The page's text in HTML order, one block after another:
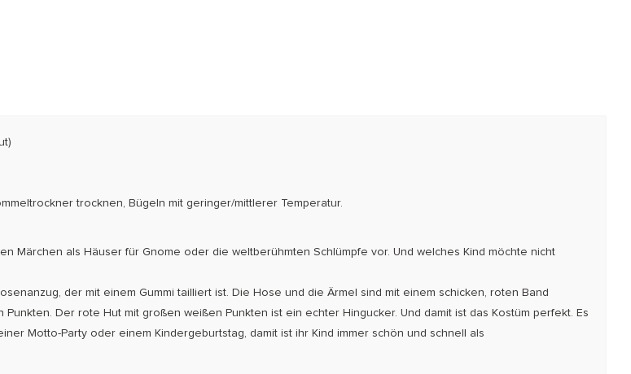
trocknen, Bügeln mit geringer/mittlerer Temperatur.
Märchen als Häuser für Gnome oder die weltberühmten Schlümpfe vor. Und welches Kind möchte nicht
der mit einem Gummi tailliert ist. Die Hose und die Ärmel sind mit einem schicken, roten Band
Der rote Hut mit großen weißen Punkten ist ein echter Hingucker. Und damit ist das Kostüm perfekt. Es
Motto-Party oder einem Kindergeburtstag, damit ist ihr Kind immer schön und schnell als